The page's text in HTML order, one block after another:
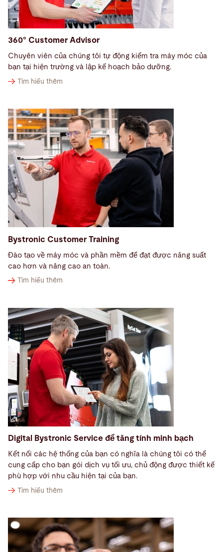
360° Customer Advisor
Chuyên viên của chúng tôi tự động kiểm tra máy móc của
bạn tại hiện trường và lập kế hoạch bảo dưỡng.
Tìm hiểu thêm
Bystronic Customer Training
Đào tạo về máy móc và phần mềm để đạt được năng suất
cao hơn và nâng cao an toàn.
Tìm hiểu thêm
Digital Bystronic Service để tăng tính minh bạch
Kết nối các hệ thống của bạn có nghĩa là chúng tôi có thể
cung cấp cho bạn gói dịch vụ tối ưu, chủ động được thiết kế
phù hợp với nhu cầu hiện tại của bạn.
Tìm hiểu thêm